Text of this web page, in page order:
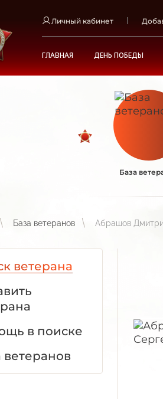
Личный кабинет
ГЛАВНАЯ ДЕНЬ ПОБЕДЫ
База
База ветеранов Абрашов
ветерана
в поиске
ветеранов